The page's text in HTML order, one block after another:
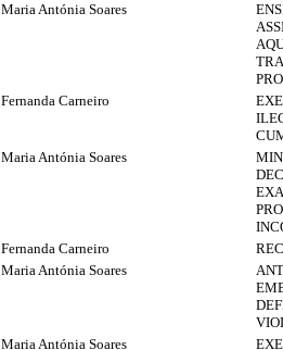
Maria Antónia Soares
Fernanda Carneiro
Maria Antónia Soares
Fernanda Carneiro
Maria Antónia Soares
Maria Antónia Soares